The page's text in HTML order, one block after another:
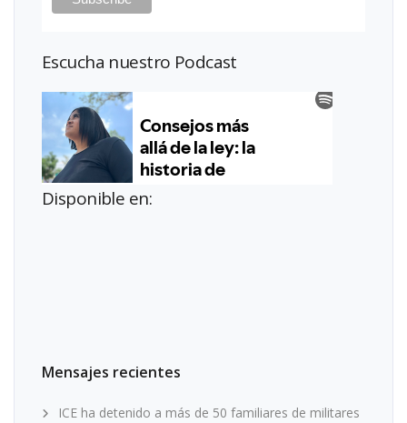
Escucha nuestro Podcast
Disponible en:
Mensajes recientes
ICE ha detenido a más de 50 familiares de militares